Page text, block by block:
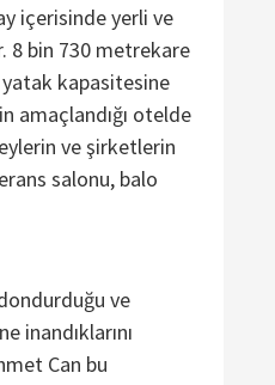
içerisinde yerli ve
8 bin 730 metrekare
yatak kapasitesine
amaçlandığı otelde
ve şirketlerin
salonu, balo
ve
inandıklarını
Can bu